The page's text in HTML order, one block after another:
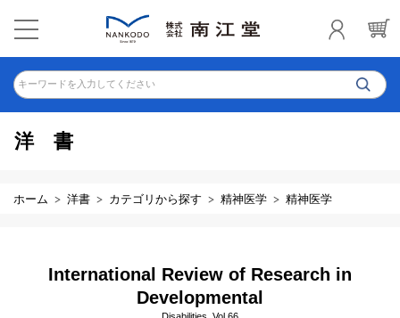
キーワードを入力してください
洋書
ホーム 洋書 カテゴリから探す 精神医学 精神医学
International Review of Research in
Developmental